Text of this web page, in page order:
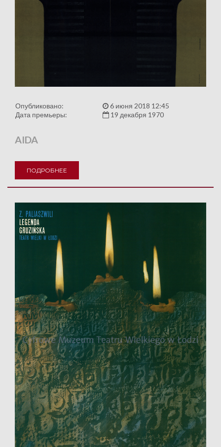
Опубликовано:
6 июня 2018 12:45
Дата премьеры:
19 декабря 1970
AIDA
ПОДРОБНЕЕ